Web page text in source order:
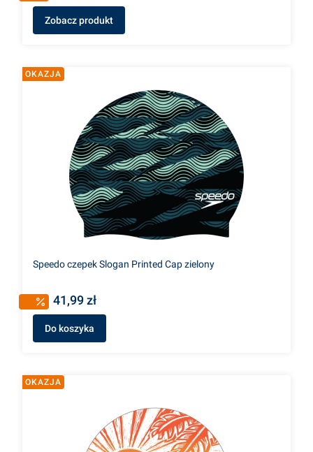
Zobacz produkt
OKAZJA
Speedo czepek Slogan Printed Cap zielony
41,99 zł
Do koszyka
OKAZJA